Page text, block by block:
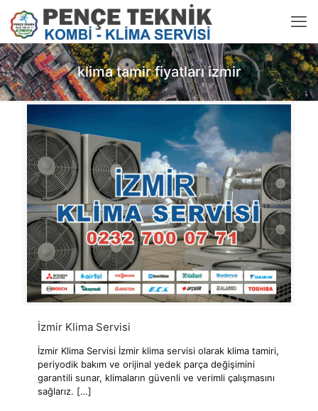
klima tamir fiyatları izmir
İzmir Klima Servisi
İzmir Klima Servisi İzmir klima servisi olarak klima tamiri,
periyodik bakım ve orijinal yedek parça değişimini
garantili sunar, klimaların güvenli ve verimli çalışmasını
sağlarız. […]